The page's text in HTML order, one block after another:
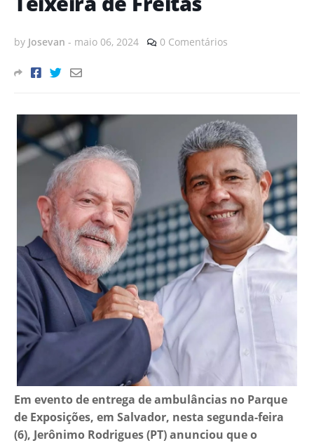
by Josevan - maio 06, 2024 0 Comentários
Em evento de entrega de ambulâncias no Parque
de Exposições, em Salvador, nesta segunda-feira
(6), Jerônimo Rodrigues (PT) anunciou que o